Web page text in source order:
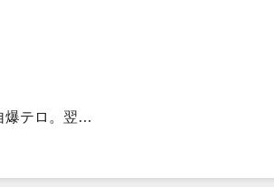
爆テロ。翌…